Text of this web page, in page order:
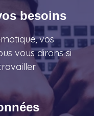
besoins
vos
vous dirons si